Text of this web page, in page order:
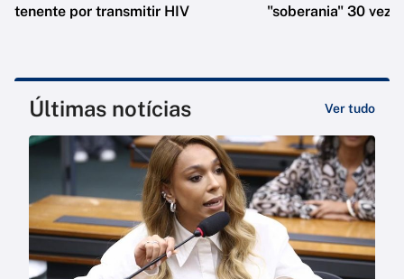
tenente por transmitir HIV
"soberania" 30
Últimas notícias Ver tudo